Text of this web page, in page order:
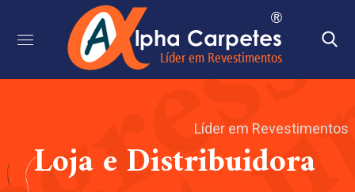
Loja e Distribuidora
Líder em Revestimentos